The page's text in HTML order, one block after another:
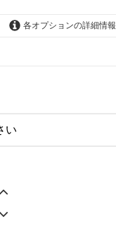
各オプションの詳細情報